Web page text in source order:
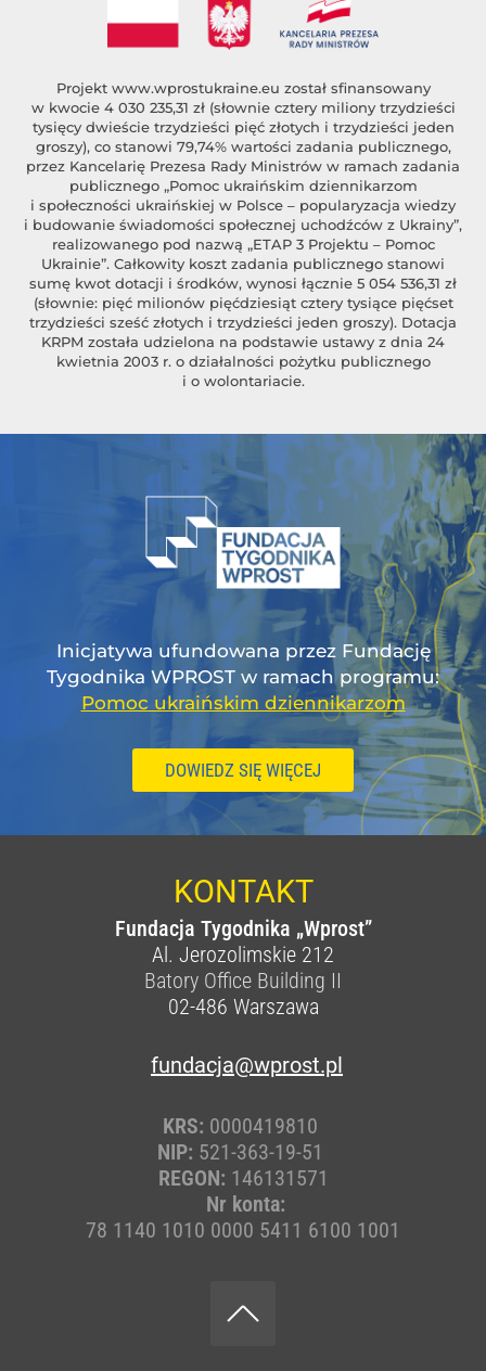
Projekt www.wprostukraine.eu został sfinansowany
w kwocie 4 030 235,31 zł (słownie cztery miliony trzydzieści
tysięcy dwieście trzydzieści pięć złotych i trzydzieści jeden
groszy), co stanowi 79,74% wartości zadania publicznego,
przez Kancelarię Prezesa Rady Ministrów w ramach zadania
publicznego „Pomoc ukraińskim dziennikarzom
i społeczności ukraińskiej w Polsce – popularyzacja wiedzy
i budowanie świadomości społecznej uchodźców z Ukrainy”,
realizowanego pod nazwą „ETAP 3 Projektu – Pomoc
Ukrainie”. Całkowity koszt zadania publicznego stanowi
sumę kwot dotacji i środków, wynosi łącznie 5 054 536,31 zł
(słownie: pięć milionów pięćdziesiąt cztery tysiące pięćset
trzydzieści sześć złotych i trzydzieści jeden groszy). Dotacja
KRPM została udzielona na podstawie ustawy z dnia 24
kwietnia 2003 r. o działalności pożytku publicznego
i o wolontariacie.
Inicjatywa ufundowana przez Fundację
Tygodnika WPROST w ramach programu:
Pomoc ukraińskim dziennikarzom
DOWIEDZ SIĘ WIĘCEJ
KONTAKT
Fundacja Tygodnika „Wprost”
Al. Jerozolimskie 212
Batory Office Building II
02-486 Warszawa
fundacja@wprost.pl
KRS: 0000419810
NIP: 521-363-19-51
REGON: 146131571
Nr konta:
78 1140 1010 0000 5411 6100 1001